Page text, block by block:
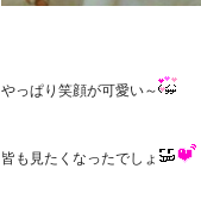
やっぱり笑顔が可愛い～
皆も見たくなったでしょ